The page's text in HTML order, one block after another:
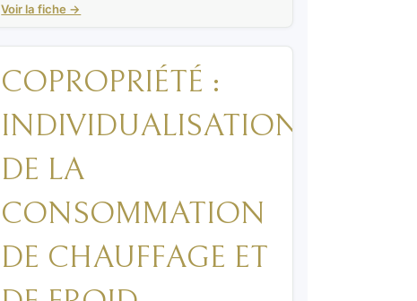
Voir la fiche →
COPROPRIÉTÉ :
INDIVIDUALISATION
DE LA
CONSOMMATION
DE CHAUFFAGE ET